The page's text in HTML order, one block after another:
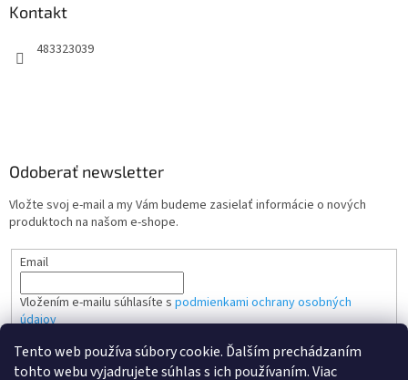
Tento web používa súbory cookie. Ďalším prechádzaním
tohto webu vyjadrujete súhlas s ich používaním. Viac
Kontakt
483323039
Odoberať newsletter
Vložte svoj e-mail a my Vám budeme zasielať informácie o nových
produktoch na našom e-shope.
Email
Vložením e-mailu súhlasíte s podmienkami ochrany osobných
údajov
PRIHLÁSIŤ SA